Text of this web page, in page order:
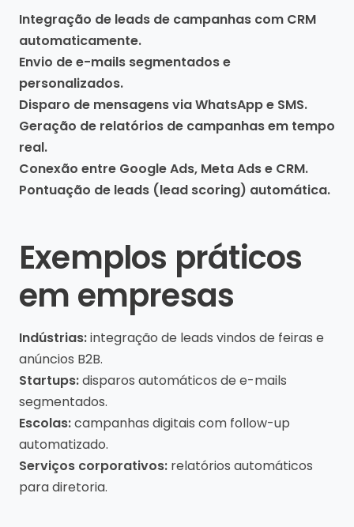
Integração de leads de campanhas com CRM
automaticamente.
Envio de e-mails segmentados e
personalizados.
Disparo de mensagens via WhatsApp e SMS.
Geração de relatórios de campanhas em tempo
real.
Conexão entre Google Ads, Meta Ads e CRM.
Pontuação de leads (lead scoring) automática.
Exemplos práticos
em empresas
Indústrias:integração de leads vindos de feiras e
anúncios B2B.
Startups:disparos automáticos de e-mails
segmentados.
Escolas:campanhas digitais com follow-up
automatizado.
Serviços corporativos: relatórios automáticos
para diretoria.